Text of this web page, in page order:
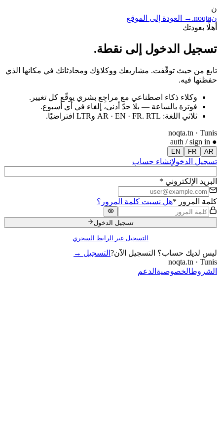
ن
نnoqta
. → العودة إلى الموقع
أهلًا بعودتك
تسجيل الدخول إلى نقطة.
تابع من حيث توقّفت. مشاريعك ووكلاؤك ومحادثاتك في مكانها الذي
حفظتها فيه.
وكلاء ذكاء اصطناعي مع مراجِع بشري يوقّع كل تغيير.
فوترة بالساعة — بلا حدّ أدنى، إلغاء في أي أسبوع.
ثلاثي اللغة: AR · EN · FR. RTL وLTR افتراضيًا.
noqta.tn · Tunis
● auth / sign in
EN FR AR
تسجيل الدخولإنشاء حساب
البريد الإلكتروني *
كلمة المرور *هل نسيت كلمة المرور؟
تسجيل الدخول
التسجيل عبر الرابط السحري
ليس لديك حساب؟ التسجيل الآن? التسجيل →
noqta.tn · Tunis
الشروطالخصوصية الدعم